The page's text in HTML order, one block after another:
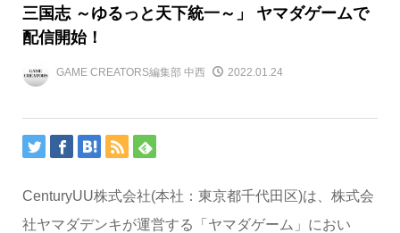
三国志 ～ゆるっと天下統一～」 ヤマダゲームで
配信開始！
GAME CREATORS編集部 中西 2022.01.24
CenturyUU株式会社(本社：東京都千代田区)は、株式会
社ヤマダデンキが運営する「ヤマダゲーム」におい